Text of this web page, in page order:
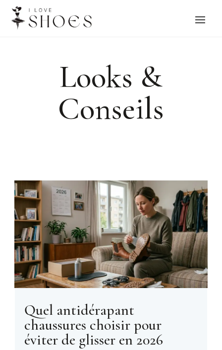
Looks &
Conseils
Quel antidérapant
chaussures choisir pour
éviter de glisser en 2026